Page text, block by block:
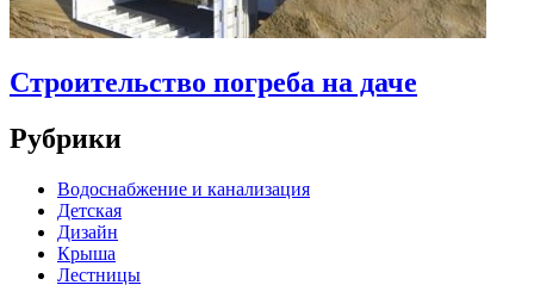
Строительство погреба на даче
Рубрики
Водоснабжение и канализация
Детская
Дизайн
Крыша
Лестницы